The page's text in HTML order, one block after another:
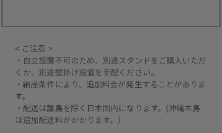
< ご注意 >
・自立設置不可のため、別途スタンドをご購入いただ
くか、別途壁掛け設置を手配ください。
・納品条件により、追加料金が発生することがありま
す。
・配送は離島を除く日本国内になります。(沖縄本島
は追加配送料がかかります。）